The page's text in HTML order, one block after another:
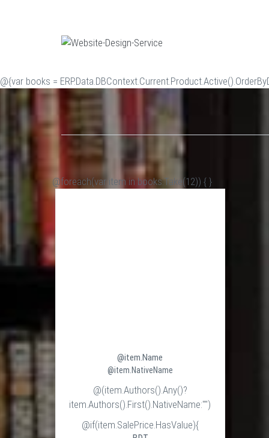
@{var books =
@foreach(var item in books.Take(12)) { }
@item.Name
@item.NativeName
@(item.Authors().Any()?
item.Authors().First().NativeName:"")
@if(item.SalePrice.HasValue){